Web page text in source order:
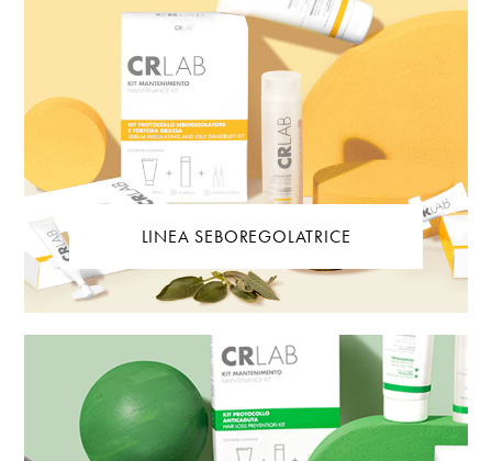
LINEA SEBOREGOLATRICE